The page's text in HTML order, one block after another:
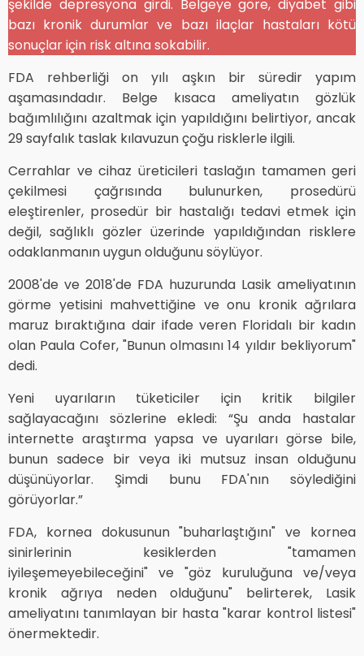
şekilde depresyona girdi. Belgeye göre, diyabet gibi
bazı kronik durumlar ve bazı ilaçlar hastaları kötü
sonuçlar için risk altına sokabilir.
FDA rehberliği on yılı aşkın bir süredir yapım
aşamasındadır. Belge kısaca ameliyatın gözlük
bağımlılığını azaltmak için yapıldığını belirtiyor, ancak
29 sayfalık taslak kılavuzun çoğu risklerle ilgili.
Cerrahlar ve cihaz üreticileri taslağın tamamen geri
çekilmesi çağrısında bulunurken, prosedürü
eleştirenler, prosedür bir hastalığı tedavi etmek için
değil, sağlıklı gözler üzerinde yapıldığından risklere
odaklanmanın uygun olduğunu söylüyor.
2008'de ve 2018'de FDA huzurunda Lasik ameliyatının
görme yetisini mahvettiğine ve onu kronik ağrılara
maruz bıraktığına dair ifade veren Floridalı bir kadın
olan Paula Cofer, "Bunun olmasını 14 yıldır bekliyorum"
dedi.
Yeni uyarıların tüketiciler için kritik bilgiler
sağlayacağını sözlerine ekledi: “Şu anda hastalar
internette araştırma yapsa ve uyarıları görse bile,
bunun sadece bir veya iki mutsuz insan olduğunu
düşünüyorlar. Şimdi bunu FDA'nın söylediğini
görüyorlar.”
FDA, kornea dokusunun "buharlaştığını" ve kornea
sinirlerinin kesiklerden "tamamen
iyileşemeyebileceğini" ve "göz kuruluğuna ve/veya
kronik ağrıya neden olduğunu" belirterek, Lasik
ameliyatını tanımlayan bir hasta "karar kontrol listesi"
önermektedir.